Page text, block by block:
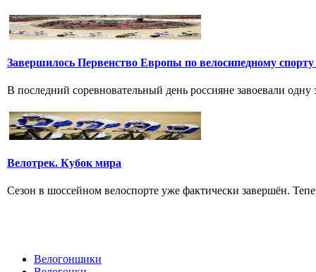
Завершилось Первенство Европы по велосипедному спорту
В последний соревновательный день россияне завоевали
Велотрек. Кубок мира
Сезон в шоссейном велоспорте уже фактически завершён.
Велогонщики